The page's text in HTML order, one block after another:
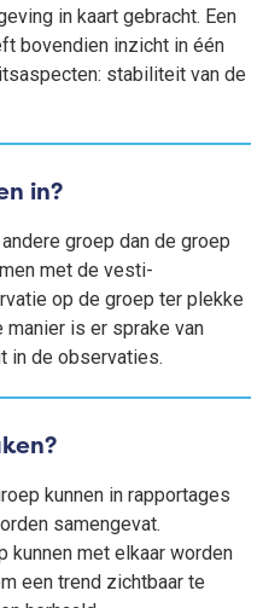
in kaart gebracht. Een
bovendien inzicht in één
stabiliteit van de
in?
groep dan de groep
met de vesti-
op de groep ter plekke
is er sprake van
in de observaties.
kunnen in rapportages
samengevat.
met elkaar worden
een trend zichtbaar te